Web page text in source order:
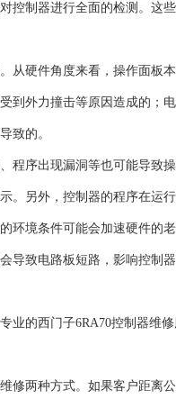
控制器进行全面的检测。这
从硬件角度来看，操作面板
到外力撞击等原因造成的；
致的。
程序出现漏洞等也可能导致
。另外，控制器的程序在运
环境条件可能会加速硬件的
导致电路板短路，影响控制
业的西门子6RA70控制器维
修两种方式。如果客户距离